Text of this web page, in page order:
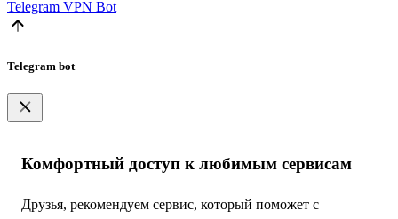
Telegram VPN Bot
Telegram bot
Комфортный доступ к любимым сервисам
Друзья, рекомендуем сервис, который поможет с